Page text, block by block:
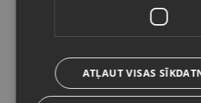
Stāvoklis Restaurēts (Garantija 24
451.00 €
20.50€/mēn.
Saglabāt
ATĻAUT VISAS